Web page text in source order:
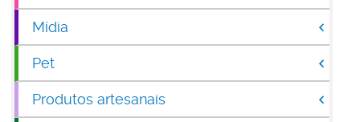
Mídia
Pet
Produtos artesanais